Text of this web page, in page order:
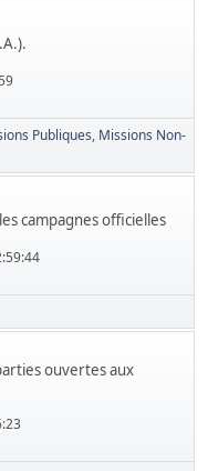
Publiques Missions Non-
campagnes officielles
ouvertes aux